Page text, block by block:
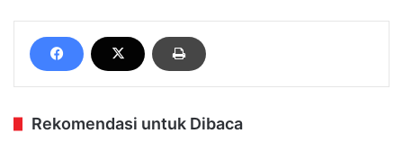
Rekomendasi untuk Dibaca